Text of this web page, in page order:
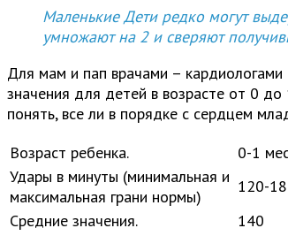
Маленькие Дети редко могут
умножают на 2 и сверяют
Для мам и пап врачами –
значения для детей в возрасте от 0
понять, все ли в порядке с сердцем
Возраст ребенка.
0-1
Удары в минуты (минимальная и
максимальная грани нормы)
120-
Средние значения.
140